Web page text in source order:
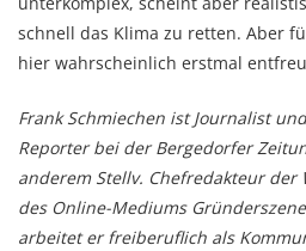
schnell das Klima zu retten. Aber
hier wahrscheinlich erstmal
Frank Schmiechen ist Journalist
Reporter bei der Bergedorfer
anderem Stellv. Chefredakteur der
des Online-Mediums
arbeitet er freiberuflich als